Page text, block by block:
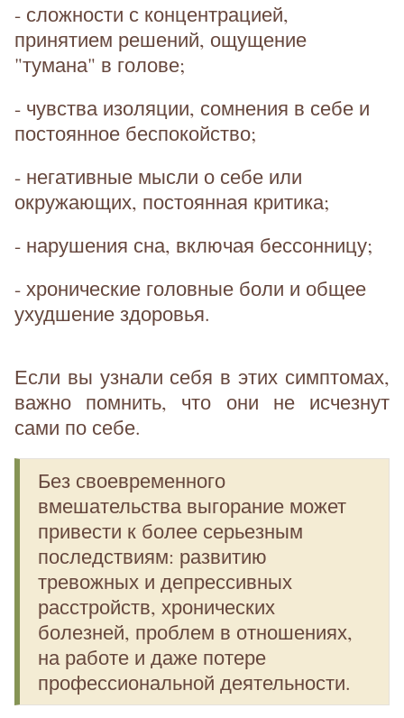
- сложности с концентрацией,
принятием решений, ощущение
"тумана" в голове;
- чувства изоляции, сомнения в себе и
постоянное беспокойство;
- негативные мысли о себе или
окружающих, постоянная критика;
- нарушения сна, включая бессонницу;
- хронические головные боли и общее
ухудшение здоровья.
Если вы узнали себя в этих симптомах,
важно помнить, что они не исчезнут
сами по себе.
Без своевременного
вмешательства выгорание может
привести к более серьезным
последствиям: развитию
тревожных и депрессивных
расстройств, хронических
болезней, проблем в отношениях,
на работе и даже потере
профессиональной деятельности.